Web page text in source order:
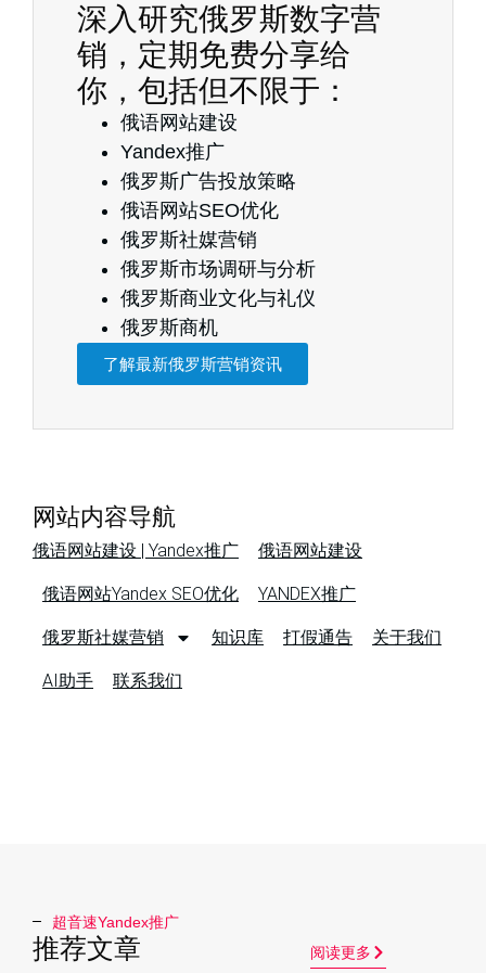
深入研究俄罗斯数字营
销，定期免费分享给
你，包括但不限于：
俄语网站建设
Yandex推广
俄罗斯广告投放策略
俄语网站SEO优化
俄罗斯社媒营销
俄罗斯市场调研与分析
俄罗斯商业文化与礼仪
俄罗斯商机
了解最新俄罗斯营销资讯
网站内容导航
俄语网站建设 | Yandex推广 俄语网站建设
俄语网站Yandex SEO优化 YANDEX推广
俄罗斯社媒营销 知识库 打假通告 关于我们
AI助手 联系我们
超音速Yandex推广​
推荐文章 阅读更多